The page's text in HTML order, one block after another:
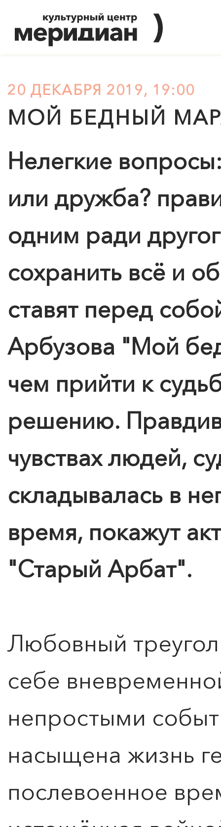
20 ДЕКАБРЯ 2019, 19:00
МОЙ БЕДНЫЙ
Нелегкие
или дружба?
одним ради
сохранить всё и
ставят перед
Арбузова "Мой
чем прийти к
решению.
чувствах людей,
складывалась в
время, покажут
"Старый Арбат".
Любовный
себе
непростыми
насыщена жизнь
послевоенное